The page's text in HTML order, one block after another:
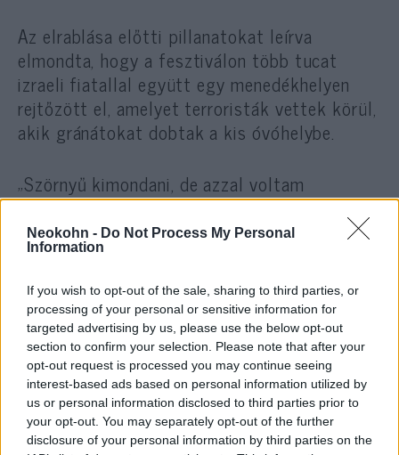
Neokohn - Do Not Process My Personal
Information
If you wish to opt-out of the sale, sharing to third parties, or
processing of your personal or sensitive information for
targeted advertising by us, please use the below opt-out
section to confirm your selection. Please note that after your
opt-out request is processed you may continue seeing
interest-based ads based on personal information utilized by
us or personal information disclosed to third parties prior to
your opt-out. You may separately opt-out of the further
disclosure of your personal information by third parties on the
Az elrablása előtti pillanatokat leírva
elmondta, hogy a fesztiválon több tucat
izraeli fiatallal együtt egy menedékhelyen
rejtőzött el, amelyet terroristák vettek körül,
akik gránátokat dobtak a kis óvóhelybe.
„Szörnyű kimondani, de azzal voltam
elfoglalva, hogy az emberek holttesteit a
fejem fölé helyezzem, hogy megvédjem a
fejemet, ha ismét megérkeznek, hogy
lelőjenek minket, vagy egy újabb gránát ellen.
A fejemet a lehető legalacsonyabban akartam
tartani, de fokozatosan kiszolgáltatottá vált,
mert minden egyes gránátrobbanáskor
megmozdultak a testek” – mondta Wenkert.
Valamikor reggel 8 óra körül elfogadta a